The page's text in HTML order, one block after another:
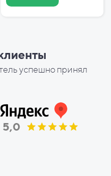
успешно принял
5,0